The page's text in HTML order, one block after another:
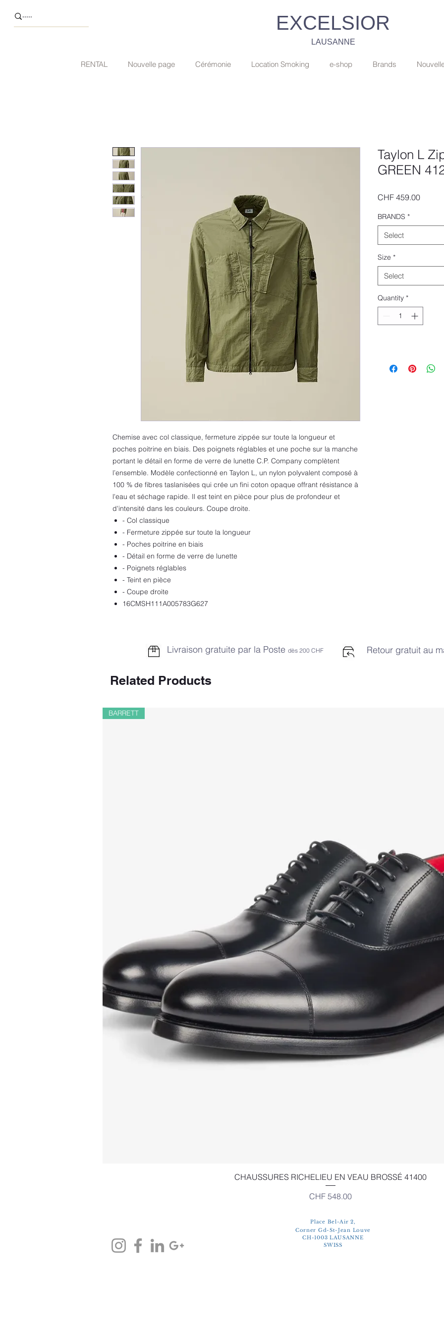
EXCELSIOR
LAUSANNE
RENTAL Nouvelle page Cérémonie Location Smoking e-shop Brands
Chemise avec col classique, fermeture zippée sur toute la longueur et
poches poitrine en biais. Des poignets réglables et une poche sur la manche
portant le détail en forme de verre de lunette C.P. Company complètent
l’ensemble. Modèle confectionné en Taylon L, un nylon polyvalent composé à
100 % de fibres taslanisées qui crée un fini coton opaque offrant résistance à
l'eau et séchage rapide. Il est teint en pièce pour plus de profondeur et
d'intensité dans les couleurs. Coupe droite.
- Col classique
- Fermeture zippée sur toute la longueur
- Poches poitrine en biais
- Détail en forme de verre de lunette
- Poignets réglables
- Teint en pièce
- Coupe droite
16CMSH111A005783G627
Taylon L
GREEN
CHF 459.00Price
BRANDS *
Select
Size *
Select
Quantity *
Livraison gratuite par la Poste dès 200 CHF Retour gratuit au
Related Products
Quick View
BARRETT
CHAUSSURES RICHELIEU EN VEAU BROSSÉ 41400
Price
CHF 548.00
Place Bel-Air 2,
Corner Gd-St-Jean Louve
CH-1003 LAUSANNE
SWISS